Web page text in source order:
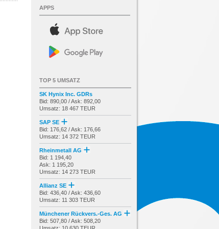
APPS
TOP 5 UMSATZ
SK Hynix Inc. GDRs
Bid: 890,00 / Ask: 892,00
Umsatz: 18 467 TEUR
SAP SE
Bid: 176,62 / Ask: 176,66
Umsatz: 14 372 TEUR
Rheinmetall AG
Bid: 1 194,40
Ask: 1 195,20
Umsatz: 14 273 TEUR
Allianz SE
Bid: 436,40 / Ask: 436,60
Umsatz: 11 303 TEUR
Münchener Rückvers.-Ges. AG
Bid: 507,80 / Ask: 508,20
Umsatz: 10 630 TEUR